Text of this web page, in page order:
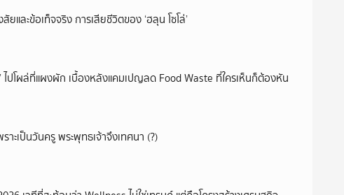
ยและข้อเท็จจริง การเสียชีวิตของ ‘ฮลุน โซโล่’
’ ไปโผล่ที่แผงผัก เบื้องหลังแคมเปญลด Food Waste ที่ใครเห็นก็ต้องหัน
าะเป็นวันครู พระพุทธเจ้าจึงเทศนา (?)